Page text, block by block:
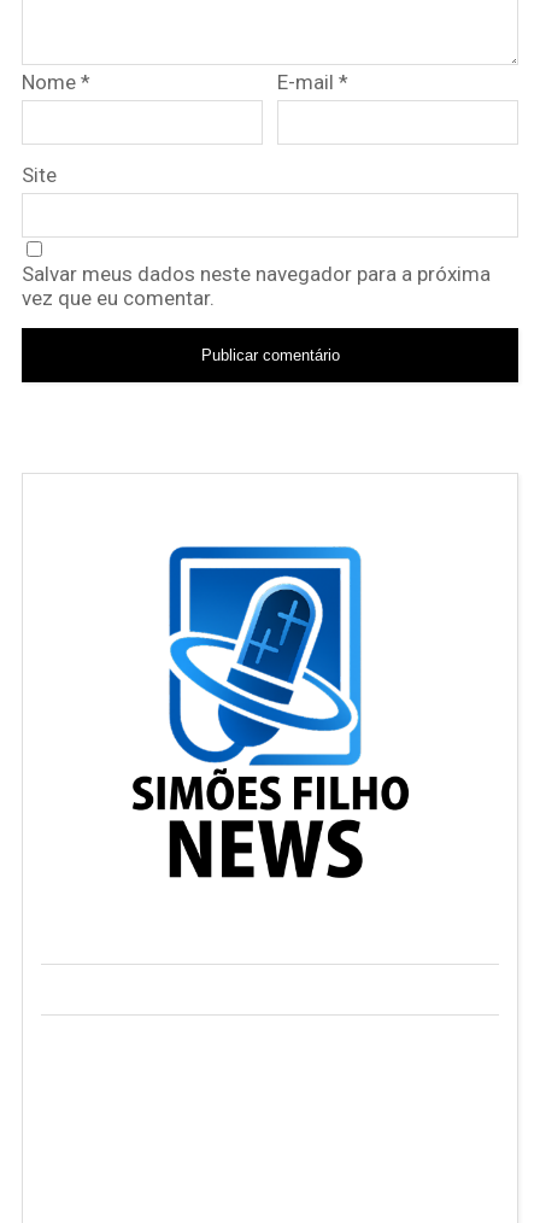
Nome * E-mail*
Site
Salvar meus dados neste navegador para a próxima
vez que eu comentar.